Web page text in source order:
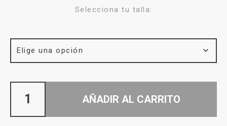
Selecciona tu talla:
AÑADIR AL CARRITO